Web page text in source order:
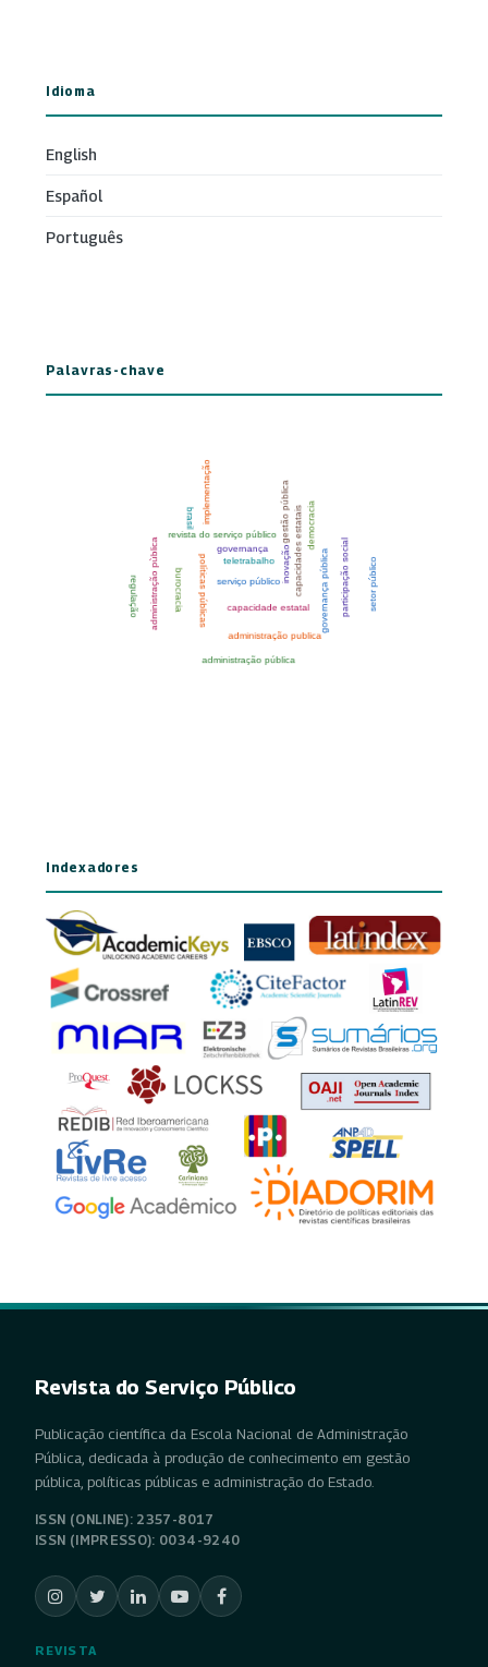
Idioma
English
Español
Português
Palavras-chave
Indexadores
Revista do Serviço Público
Publicação científica da Escola Nacional de Administração
Pública, dedicada à produção de conhecimento em gestão
pública, políticas públicas e administração do Estado.
ISSN (ONLINE): 2357-8017
ISSN (IMPRESSO): 0034-9240
REVISTA